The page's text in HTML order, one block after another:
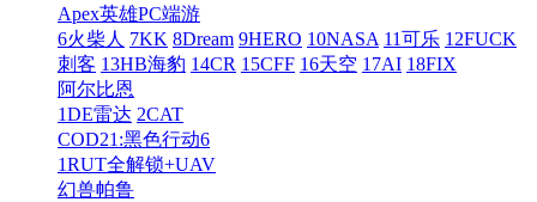
Apex英雄PC端游
6火柴人 7KK 8Dream 9HERO 10NASA 11可乐 12FUCK
刺客 13HB海豹 14CR 15CFF 16天空 17AI 18FIX
阿尔比恩
1DE雷达 2CAT
COD21:黑色行动6
1RUT全解锁+UAV
幻兽帕鲁